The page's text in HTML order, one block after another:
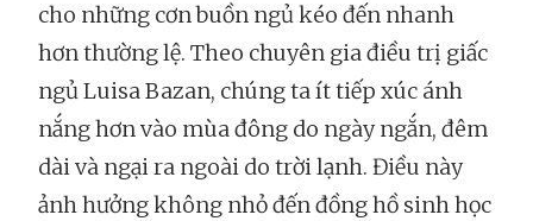
cho những cơn buồn ngủ kéo đến nhanh
hơn thường lệ. Theo chuyên gia điều trị giấc
ngủ Luisa Bazan, chúng ta ít tiếp xúc ánh
nắng hơn vào mùa đông do ngày ngắn, đêm
dài và ngại ra ngoài do trời lạnh. Điều này
ảnh hưởng không nhỏ đến đồng hồ sinh học